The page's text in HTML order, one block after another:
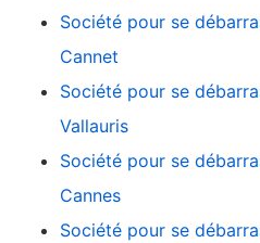
Société pour se
Cannet
Société pour se
Vallauris
Société pour se
Cannes
Société pour se